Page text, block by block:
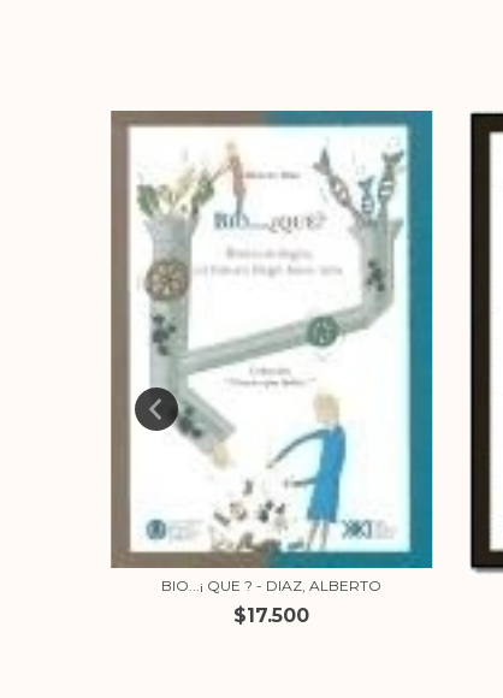
BIO...¡ QUE ? - DIAZ, ALBERTO
$17.500